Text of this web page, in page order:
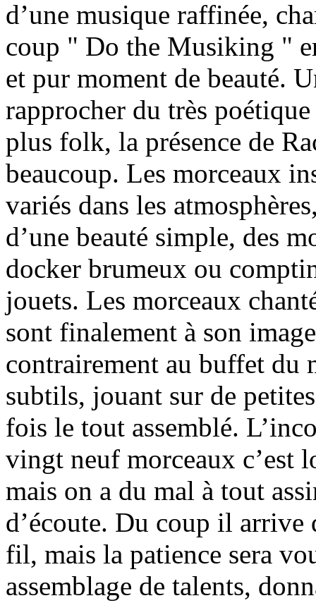
d’une musique raffinée,
coup " Do the Musiking "
et pur moment de beauté.
rapprocher du très
plus folk, la présence de
beaucoup. Les morceaux
variés dans les
d’une beauté simple, des
docker brumeux ou
jouets. Les morceaux
sont finalement à son
contrairement au buffet du
subtils, jouant sur de
fois le tout assemblé.
vingt neuf morceaux c’est
mais on a du mal à tout
d’écoute. Du coup il arrive
fil, mais la patience sera
assemblage de talents,